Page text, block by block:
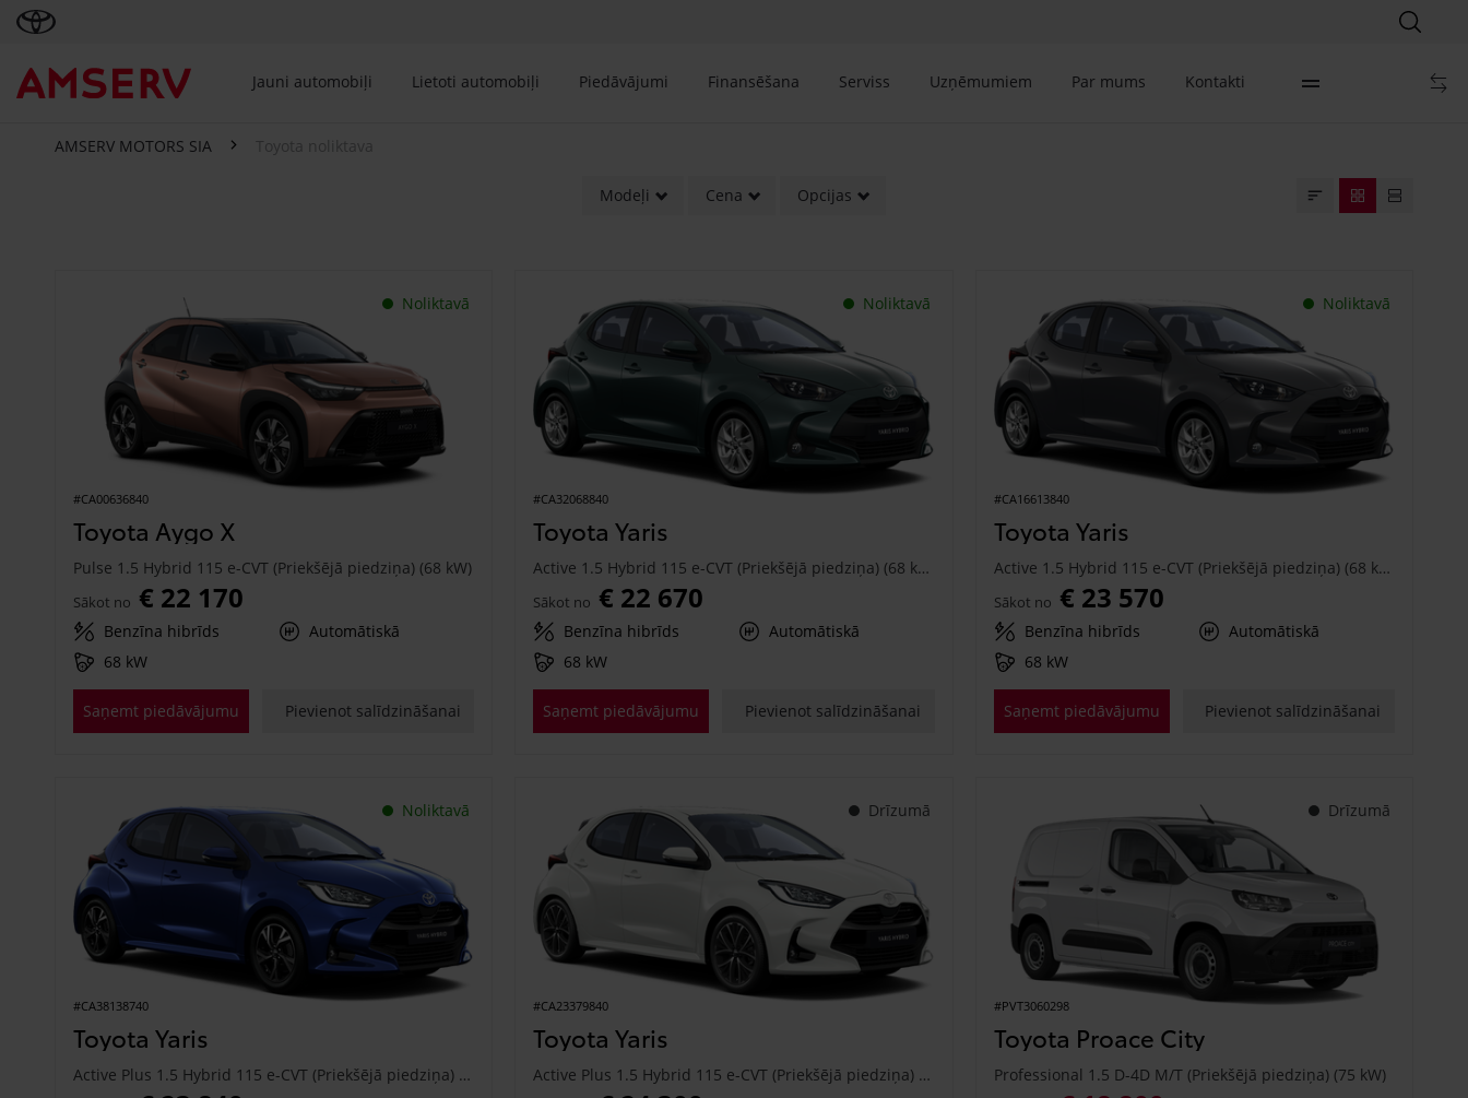
Jauni automobiļi Lietoti automobiļi Piedāvājumi Finansēšana Serviss Uzņēmumiem Par mums Kontakti
AMSERV MOTORS SIA Toyota noliktava
Modeļi Cena Opcijas
Noliktavā
#CA00636840
Toyota Aygo X
Pulse 1.5 Hybrid 115 e-CVT (Priekšējā piedziņa) (68 kW)
Sākot no € 22 170
Benzīna hibrīds
Automātiskā
68 kW
Saņemt piedāvājumu Pievienot salīdzināšanai
Noliktavā
#CA32068840
Toyota Yaris
Active 1.5 Hybrid 115 e-CVT (Priekšējā piedziņa) (68 kW)
Sākot no € 22 670
Benzīna hibrīds
Automātiskā
68 kW
Saņemt piedāvājumu Pievienot salīdzināšanai
Noliktavā
#CA16613840
Toyota Yaris
Active 1.5 Hybrid 115 e-CVT (Priekšējā piedziņa) (68 kW)
Sākot no € 23 570
Benzīna hibrīds
Automātiskā
68 kW
Saņemt piedāvājumu Pievienot salīdzināšanai
Noliktavā
#CA38138740
Toyota Yaris
Active Plus 1.5 Hybrid 115 e-CVT (Priekšējā piedziņa) (68 kW)
Drīzumā
#CA23379840
Toyota Yaris
Active Plus 1.5 Hybrid 115 e-CVT (Priekšējā piedziņa) (68 kW)
Drīzumā
#PVT3060298
Toyota Proace City
Professional 1.5 D-4D M/T (Priekšējā piedziņa) (75 kW)